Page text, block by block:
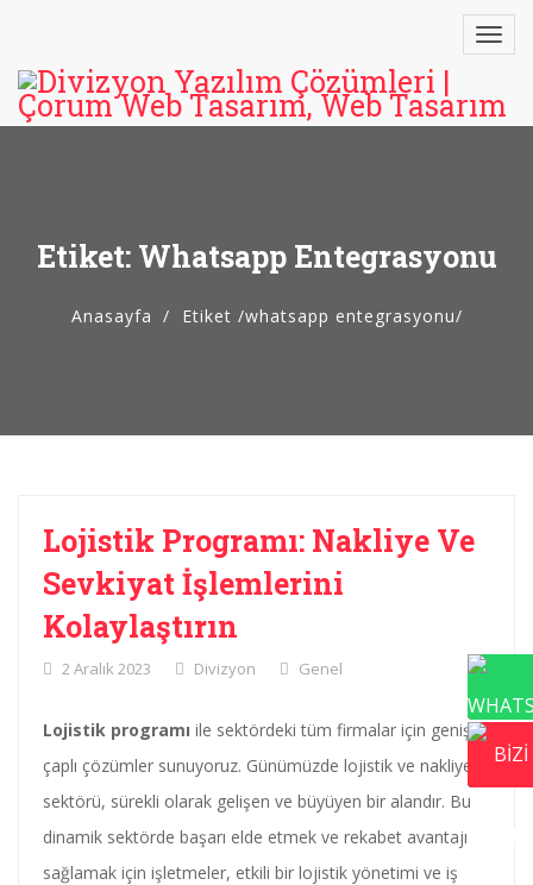
Etiket: Whatsapp Entegrasyonu
Anasayfa Etiket /whatsapp entegrasyonu/
Lojistik Programı: Nakliye Ve
Sevkiyat İşlemlerini
Kolaylaştırın
2 Aralık 2023 Divizyon Genel
Lojistik programı ile sektördeki tüm firmalar için geniş
çaplı çözümler sunuyoruz. Günümüzde lojistik ve nakliye
sektörü, sürekli olarak gelişen ve büyüyen bir alandır. Bu
dinamik sektörde başarı elde etmek ve rekabet avantajı
sağlamak için işletmeler, etkili bir lojistik yönetimi ve iş